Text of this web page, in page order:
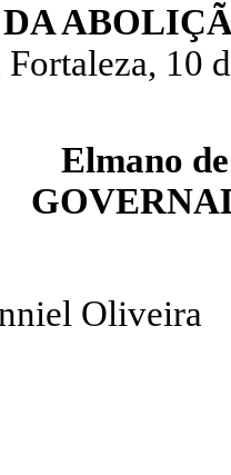
Fortaleza, 10
Elmano
Oliveira